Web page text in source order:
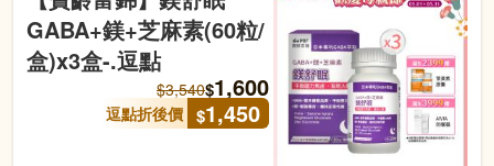
GABA+鎂+芝麻素(60粒/
盒)x3盒-.逗點
$3,540$1,600
逗點折後價 $1,450